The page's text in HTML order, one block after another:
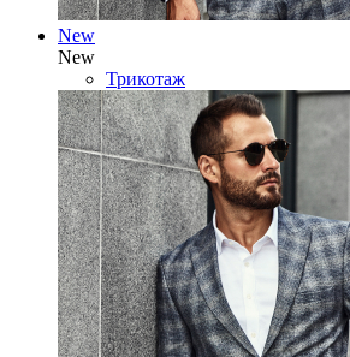
New
New
Трикотаж